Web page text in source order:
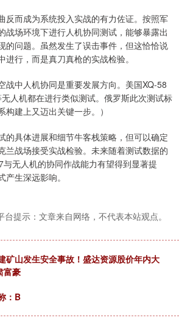
反而成为系统投入实战的有力佐证。按照军
战场环境下进行人机协同测试，能够暴露出
的问题。虽然发生了误击事件，但这恰恰说
进行，而是真刀真枪的实战检验。
战中人机协同是重要发展方向。美国XQ-58
人机都在进行类似测试。俄罗斯此次测试标
建上又迈出关键一步。）
的具体进展和细节牛客栈策略，但可以确定
兰战场接受实战检验。未来随着测试数据的
无人机的协同作战能力有望得到显著提
生深远影响。
台提示：文章来自网络，不代表本站观点。
矿山发生安全事故！盛达资源股价年内大
富豪
：B